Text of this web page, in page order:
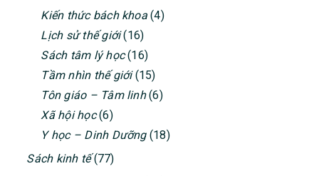
SIDEBAR
Kiến thức bách khoa(4)
Lịch sử thế giới(16)
Sách tâm lý học(16)
Tầm nhìn thế giới(15)
Tôn giáo – Tâm linh(6)
Xã hội học(6)
Y học – Dinh Dưỡng(18)
Sách kinh tế(77)